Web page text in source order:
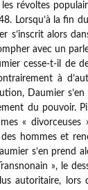
révoltes
Lorsqu’à la fin
s’inscrit alors
avec un
cesse-t-il de
à
Daumier
du pouvoir.
« divorceuses
hommes et
s’en prend
», le
autoritaire, lors